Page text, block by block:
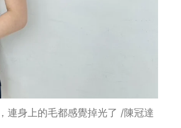
連身上的毛都感覺掉光了 /陳冠達